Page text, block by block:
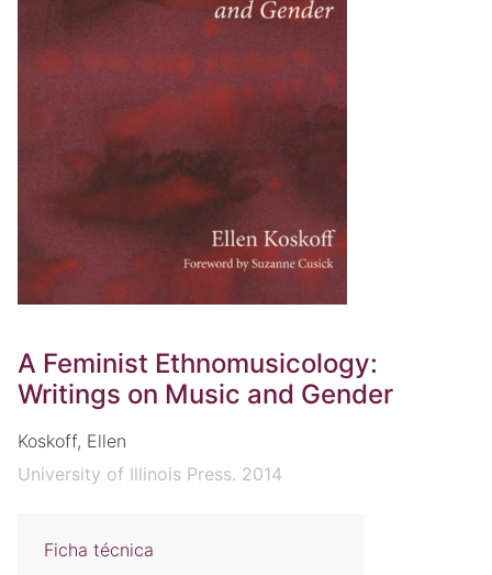
A Feminist Ethnomusicology:
Writings on Music and Gender
Koskoff, Ellen
University of Illinois Press. 2014
Ficha técnica